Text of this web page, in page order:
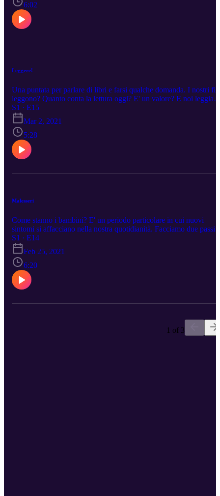
6:02
Leggere!
Una puntata per parlare di libri e farsi qualche domanda. I nostri
leggono? Quanto conta la lettura oggi? E' un valore? E noi
a sufficienza? Consigli e strategie per un nuovo punto di vista.
S1 · E15
Mar 2, 2021
5:28
Malesseri
Come stanno i bambini? E' un periodo particolare in cui nuovi
sintomi si affacciano nella nostra quotidianità. Facciamo due passi
intorno al disturbo più noto e vediamo insieme cosa accade...
S1 · E14
Feb 25, 2021
6:20
1 of 3